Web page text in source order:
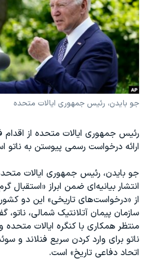
فرهنگ و زندگی
حقوق شهروندی
اقتصادی
علم و فناوری
اسرائیل در جنگ
مستندها
انتخابات ریاست جمهوری آمریکا ۲۰۲۴
حمله جمهوری اسلامی به اسرائیل
رمز مهسا
ورزش زنان در ایران
تریبونال مردمی آبان ۹۸
دادگاه حمید نوری
چهل سال گروگان‌گیری
قانون شفافیت دارائی کادر رهبری ایران
اعتراضات مردمی آبان ۹۸
اسرائیل در جنگ
نرگس محمدی برنده جایزه نوبل صلح
همایش محافظه‌کاران آمریکا «سی‌پک»
دنبال کنید
زبانهای مختلف
جو بایدن،‌ رئیس جمهوری ایالات متحده
رئیس جمهوری ایالات متحده از اقدام
ارائه درخواست رسمی پیوستن به ناتو
جو بایدن،‌ رئیس جمهوری ایالات
انتشار بیانیه‌ای ضمن ابراز «استقبال
از «درخواست‌های تاریخی» این دو
سازمان پیمان آتلانتیک شمالی، ناتو،
منتظر همکاری با کنگره ایالات
ناتو برای وارد کردن سریع فنلاند و
اتحاد دفاعی تاریخ» است.